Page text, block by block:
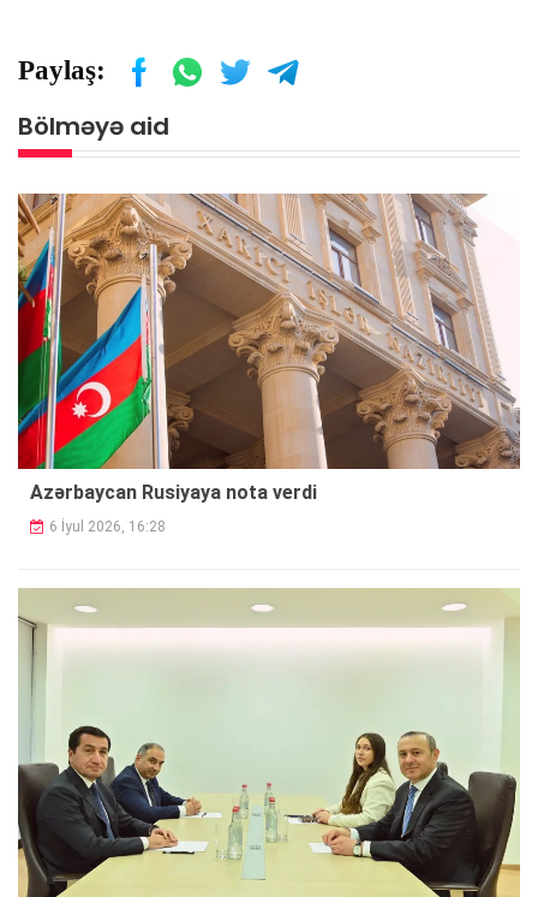
Paylaş:
Bölməyə aid
Azərbaycan Rusiyaya nota verdi
6 İyul 2026, 16:28